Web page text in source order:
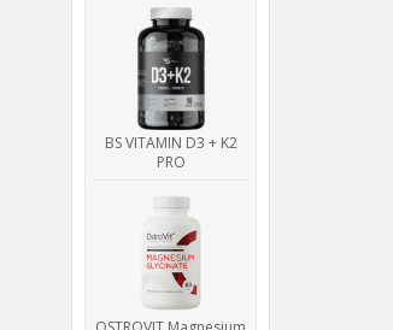
BS VITAMIN D3 + K2
PRO